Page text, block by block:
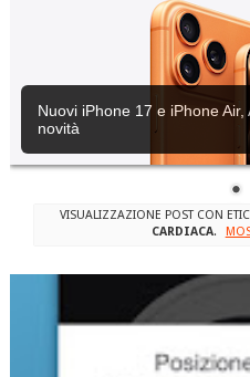
Nuovi iPhone 17 e iPhone
novità
VISUALIZZAZIONE POST CON
CARDIACA.